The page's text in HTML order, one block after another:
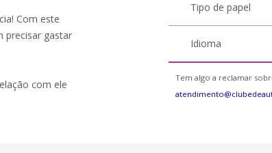
Com este
precisar gastar
com ele
Tipo de papel
Idioma
Tem algo a reclamar